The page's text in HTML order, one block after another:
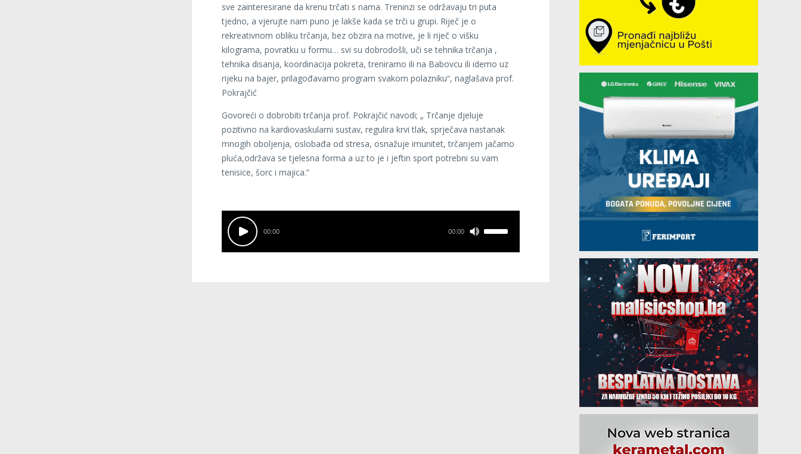
sve zainteresirane da krenu trčati s nama. Treninzi se održavaju tri puta
tjedno, a vjerujte nam puno je lakše kada se trči u grupi. Riječ je o
rekreativnom obliku trčanja, bez obzira na motive, je li riječ o višku
kilograma, povratku u formu… svi su dobrodošli, uči se tehnika trčanja ,
tehnika disanja, koordinacija pokreta, treniramo ili na Babovcu ili idemo uz
rijeku na bajer, prilagođavamo program svakom polazniku“, naglašava prof.
Pokrajčić
Govoreći o dobrobiti trčanja prof. Pokrajčić navodi; „ Trčanje djeluje
pozitivno na kardiovaskularni sustav, regulira krvi tlak, sprječava nastanak
mnogih oboljenja, oslobađa od stresa, osnažuje imunitet, trčanjem jačamo
pluća,održava se tjelesna forma a uz to je i jeftin sport potrebni su vam
tenisice, šorc i majica.”
00:00 00:00